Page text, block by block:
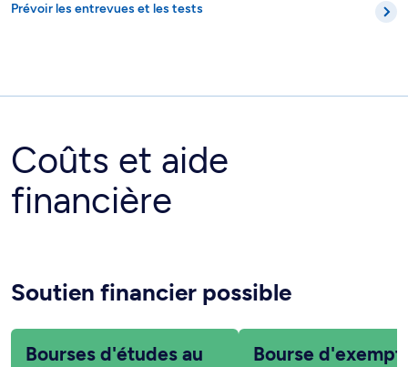
Prévoir les entrevues et les tests
Coûts et aide
financière
Soutien financier possible
Bourses d'études au
Bourse